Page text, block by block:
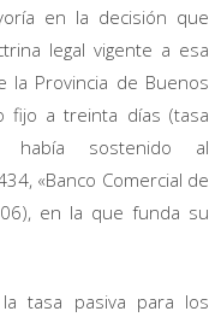
en la decisión que
legal vigente a esa
la Provincia de Buenos
fijo a treinta días (tasa
había sostenido al
«Banco Comercial de
en la que funda su
tasa pasiva para los